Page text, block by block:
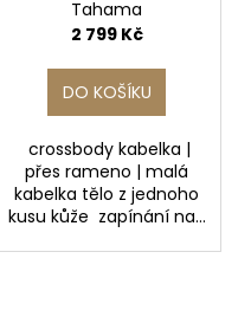
Tahama
2 799 Kč
DO KOŠÍKU
crossbody kabelka |
přes rameno | malá
kabelka tělo z jednoho
kusu kůže zapínání na...